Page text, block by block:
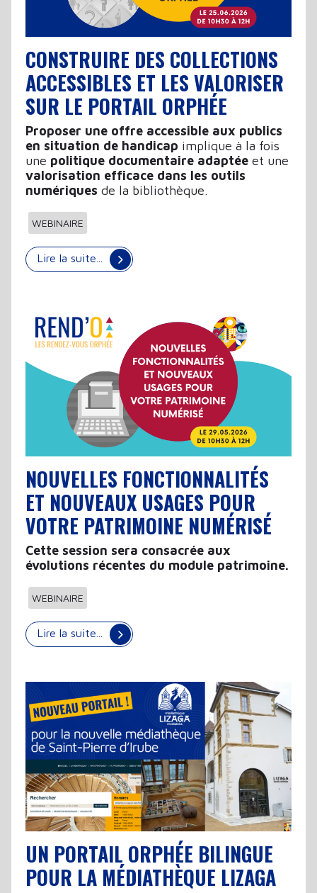
CONSTRUIRE DES COLLECTIONS
ACCESSIBLES ET LES VALORISER
SUR LE PORTAIL ORPHÉE
Proposer une offre accessible aux publics
en situation de handicap implique à la fois
une politique documentaire adaptée et une
valorisation efficace dans les outils
numériques de la bibliothèque.
WEBINAIRE
Lire la suite...
NOUVELLES FONCTIONNALITÉS
ET NOUVEAUX USAGES POUR
VOTRE PATRIMOINE NUMÉRISÉ
Cette session sera consacrée aux
évolutions récentes du module patrimoine.
WEBINAIRE
Lire la suite...
UN PORTAIL ORPHÉE BILINGUE
POUR LA MÉDIATHÈQUE LIZAGA